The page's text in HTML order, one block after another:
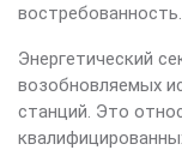
востребованность.
Энергетический
возобновляемых
станций. Это